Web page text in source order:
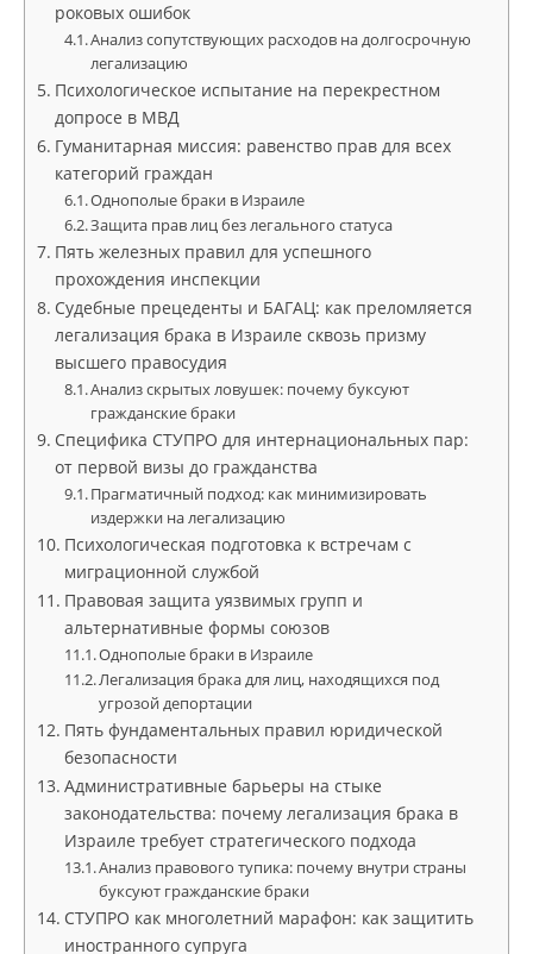
роковых ошибок
Анализ сопутствующих расходов на долгосрочную
легализацию
Психологическое испытание на перекрестном
допросе в МВД
Гуманитарная миссия: равенство прав для всех
категорий граждан
Однополые браки в Израиле
Защита прав лиц без легального статуса
Пять железных правил для успешного
прохождения инспекции
Судебные прецеденты и БАГАЦ: как преломляется
легализация брака в Израиле сквозь призму
высшего правосудия
Анализ скрытых ловушек: почему буксуют
гражданские браки
Специфика СТУПРО для интернациональных пар:
от первой визы до гражданства
Прагматичный подход: как минимизировать
издержки на легализацию
Психологическая подготовка к встречам с
миграционной службой
Правовая защита уязвимых групп и
альтернативные формы союзов
Однополые браки в Израиле
Легализация брака для лиц, находящихся под
угрозой депортации
Пять фундаментальных правил юридической
безопасности
Административные барьеры на стыке
законодательства: почему легализация брака в
Израиле требует стратегического подхода
Анализ правового тупика: почему внутри страны
буксуют гражданские браки
СТУПРО как многолетний марафон: как защитить
иностранного супруга